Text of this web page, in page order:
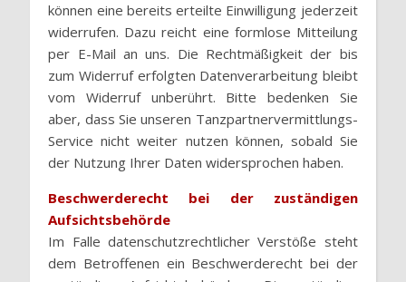
können eine bereits erteilte Einwilligung jederzeit
widerrufen. Dazu reicht eine formlose Mitteilung
per E-Mail an uns. Die Rechtmäßigkeit der bis
zum Widerruf erfolgten Datenverarbeitung bleibt
vom Widerruf unberührt. Bitte bedenken Sie
aber, dass Sie unseren Tanzpartnervermittlungs-
Service nicht weiter nutzen können, sobald Sie
der Nutzung Ihrer Daten widersprochen haben.
Beschwerderecht bei der zuständigen
Aufsichtsbehörde
Im Falle datenschutzrechtlicher Verstöße steht
dem Betroffenen ein Beschwerderecht bei der